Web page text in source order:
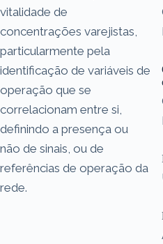
vitalidade de
concentrações varejistas,
particularmente pela
identificação de variáveis de
operação que se
correlacionam entre si,
definindo a presença ou
não de sinais, ou de
referências de operação da
rede.